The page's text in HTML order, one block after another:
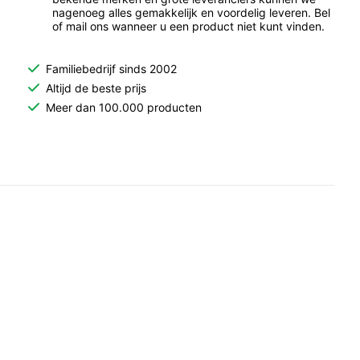
nagenoeg alles gemakkelijk en voordelig leveren. Bel
of mail ons wanneer u een product niet kunt vinden.
Familiebedrijf sinds 2002
Altijd de beste prijs
Meer dan 100.000 producten